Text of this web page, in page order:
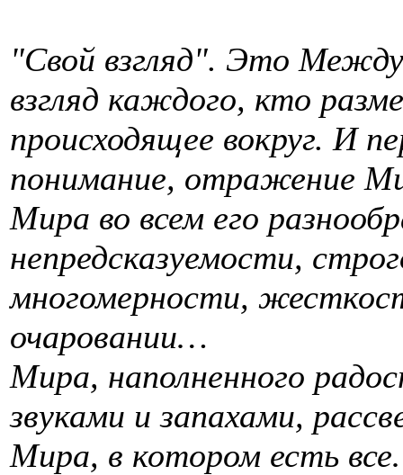
"Свой взгляд". Это
взгляд каждого, кто
происходящее вокруг. И
понимание, отражение
Мира во всем его
непредсказуемости,
многомерности,
очаровании…
Мира, наполненного
звуками и запахами,
Мира, в котором есть